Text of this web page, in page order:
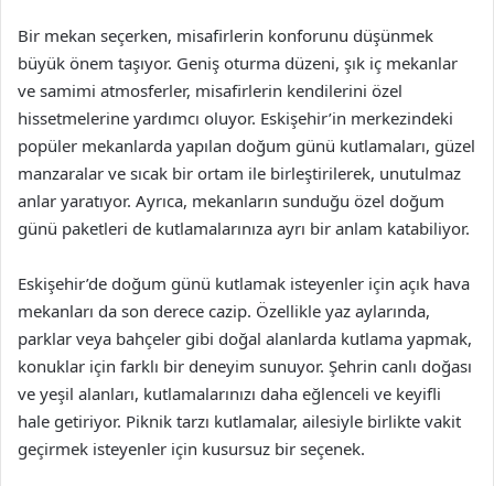
Bir mekan seçerken, misafirlerin konforunu düşünmek
büyük önem taşıyor. Geniş oturma düzeni, şık iç mekanlar
ve samimi atmosferler, misafirlerin kendilerini özel
hissetmelerine yardımcı oluyor. Eskişehir’in merkezindeki
popüler mekanlarda yapılan doğum günü kutlamaları, güzel
manzaralar ve sıcak bir ortam ile birleştirilerek, unutulmaz
anlar yaratıyor. Ayrıca, mekanların sunduğu özel doğum
günü paketleri de kutlamalarınıza ayrı bir anlam katabiliyor.
Eskişehir’de doğum günü kutlamak isteyenler için açık hava
mekanları da son derece cazip. Özellikle yaz aylarında,
parklar veya bahçeler gibi doğal alanlarda kutlama yapmak,
konuklar için farklı bir deneyim sunuyor. Şehrin canlı doğası
ve yeşil alanları, kutlamalarınızı daha eğlenceli ve keyifli
hale getiriyor. Piknik tarzı kutlamalar, ailesiyle birlikte vakit
geçirmek isteyenler için kusursuz bir seçenek.